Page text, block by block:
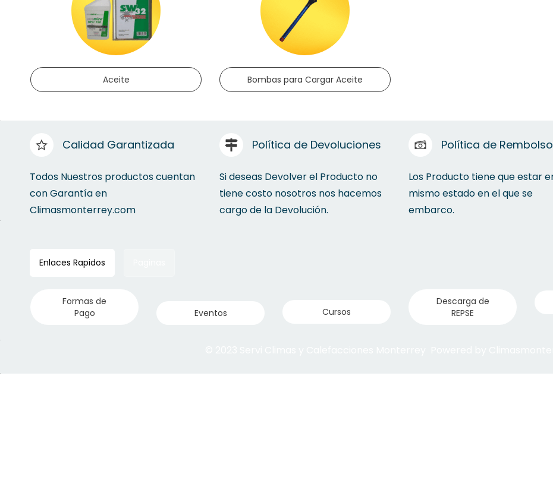
Aceite Bombas para Cargar Aceite
Calidad Garantizada
Todos Nuestros productos cuentan
con Garantía en
Climasmonterrey.com
Política de Devoluciones
Si deseas Devolver el Producto no
tiene costo nosotros nos hacemos
cargo de la Devolución.
Política de Rembolso
Los Producto tiene que estar
mismo estado en el que se
embarco.
Enlaces Rapidos
Formas de
Pago
Eventos Cursos
Descarga de
REPSE